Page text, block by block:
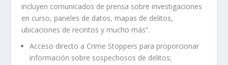
incluyen comunicados de prensa sobre investigaciones
en curso, paneles de datos, mapas de delitos,
ubicaciones de recintos y mucho más”.
Acceso directo a Crime Stoppers para proporcionar
información sobre sospechosos de delitos;